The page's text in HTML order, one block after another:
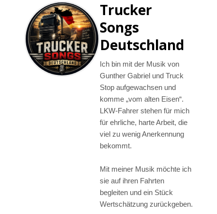
Trucker
Songs
Deutschland
Ich bin mit der Musik von
Gunther Gabriel und Truck
Stop aufgewachsen und
komme „vom alten Eisen“.
LKW-Fahrer stehen für mich
für ehrliche, harte Arbeit, die
viel zu wenig Anerkennung
bekommt.
Mit meiner Musik möchte ich
sie auf ihren Fahrten
begleiten und ein Stück
Wertschätzung zurückgeben.